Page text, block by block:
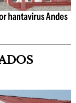
hantavirus Andes